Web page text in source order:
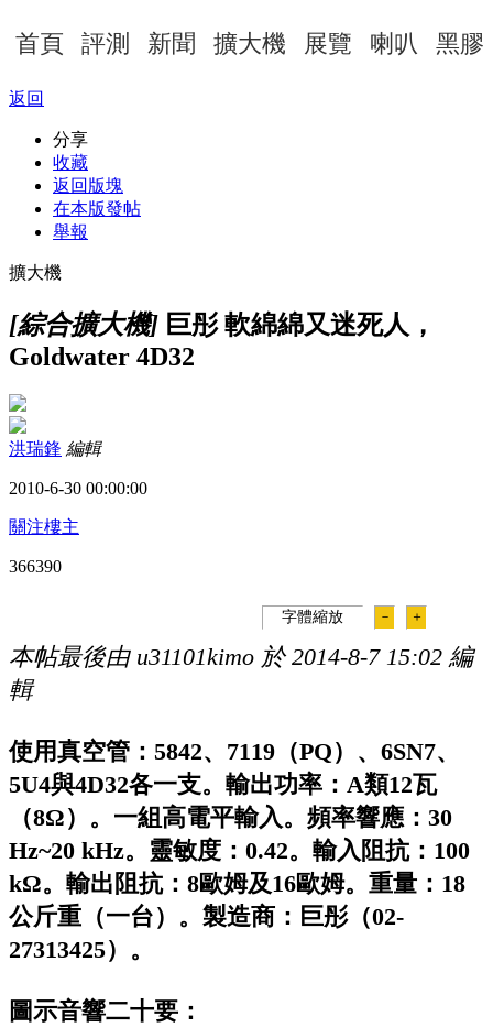
首頁 評測 新聞 擴大機 展覽 喇叭 黑膠
返回
分享
收藏
返回版塊
在本版發帖
舉報
擴大機
[綜合擴大機] 巨彤 軟綿綿又迷死人，
Goldwater 4D32
洪瑞鋒 編輯
2010-6-30 00:00:00
關注樓主
366390
字體縮放 － ＋
本帖最後由 u31101kimo 於 2014-8-7 15:02 編
輯
使用真空管： 5842、 7119 （PQ）、 6SN7、
5U4與4D32各一支。輸出功率： A類12瓦
（8Ω）。一組高電平輸入。頻率響應： 30
Hz~20 kHz。靈敏度： 0.42。輸入阻抗： 100
kΩ。輸出阻抗： 8歐姆及16歐姆。重量： 18
公斤重（一台）。 製造商：巨彤（02-
27313425）。
圖示音響二十要：